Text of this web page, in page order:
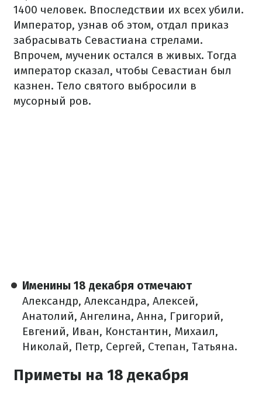
1400 человек. Впоследствии их всех убили.
Император, узнав об этом, отдал приказ
забрасывать Севастиана стрелами.
Впрочем, мученик остался в живых. Тогда
император сказал, чтобы Севастиан был
казнен. Тело святого выбросили в
мусорный ров.
Именины 18 декабря отмечают
Александр, Александра, Алексей,
Анатолий, Ангелина, Анна, Григорий,
Евгений, Иван, Константин, Михаил,
Николай, Петр, Сергей, Степан, Татьяна.
Приметы на 18 декабря